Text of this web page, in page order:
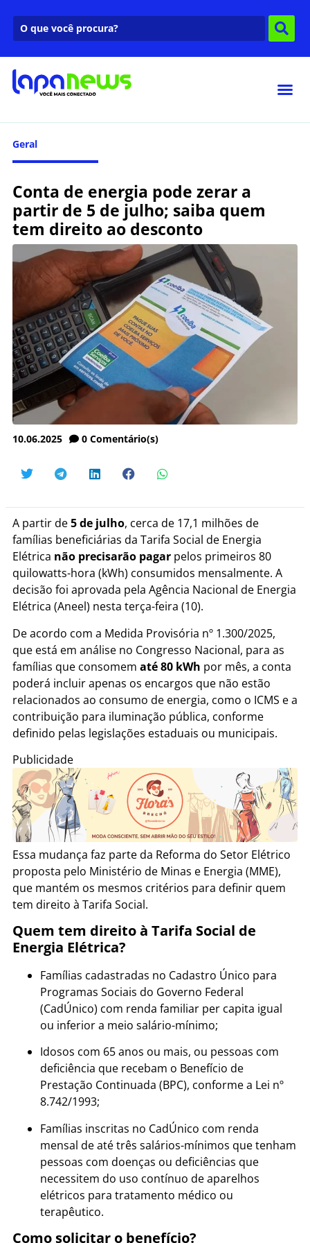
Geral
Conta de energia pode zerar a
partir de 5 de julho; saiba quem
tem direito ao desconto
10.06.2025 0 Comentário(s)
A partir de5 de julho, cerca de 17,1 milhões de
famílias beneficiárias da Tarifa Social de Energia
Elétrica não precisarão pagar pelos primeiros 80
quilowatts-hora (kWh) consumidos mensalmente. A
decisão foi aprovada pela Agência Nacional de Energia
Elétrica (Aneel) nesta terça-feira (10).
De acordo com a Medida Provisória nº 1.300/2025,
que está em análise no Congresso Nacional, para as
famílias que consomem até 80 kWh por mês, a conta
poderá incluir apenas os encargos que não estão
relacionados ao consumo de energia, como o ICMS e a
contribuição para iluminação pública, conforme
definido pelas legislações estaduais ou municipais.
Publicidade
Essa mudança faz parte da Reforma do Setor Elétrico
proposta pelo Ministério de Minas e Energia (MME),
que mantém os mesmos critérios para definir quem
tem direito à Tarifa Social.
Quem tem direito à Tarifa Social de
Energia Elétrica?
Famílias cadastradas no Cadastro Único para
Programas Sociais do Governo Federal
(CadÚnico) com renda familiar per capita igual
ou inferior a meio salário-mínimo;
Idosos com 65 anos ou mais, ou pessoas com
deficiência que recebam o Benefício de
Prestação Continuada (BPC), conforme a Lei nº
8.742/1993;
Famílias inscritas no CadÚnico com renda
mensal de até três salários-mínimos que tenham
pessoas com doenças ou deficiências que
necessitem do uso contínuo de aparelhos
elétricos para tratamento médico ou
terapêutico.
Como solicitar o benefício?